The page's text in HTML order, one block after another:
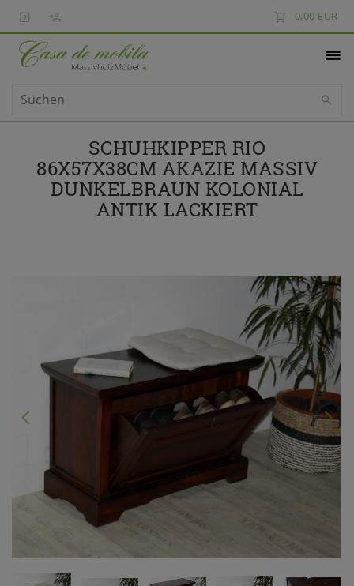
0,00 EUR
SCHUHKIPPER RIO
86X57X38CM AKAZIE MASSIV
DUNKELBRAUN KOLONIAL
ANTIK LACKIERT